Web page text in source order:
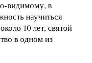
видимому, в
научиться
10 лет, святой
в одном из